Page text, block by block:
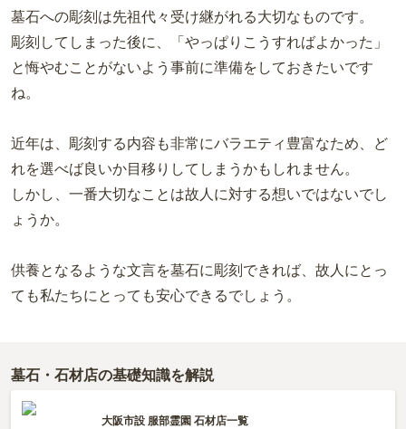
墓石への彫刻は先祖代々受け継がれる大切なものです。
彫刻してしまった後に、「やっぱりこうすればよかった」
と悔やむことがないよう事前に準備をしておきたいです
ね。
近年は、彫刻する内容も非常にバラエティ豊富なため、ど
れを選べば良いか目移りしてしまうかもしれません。
しかし、一番大切なことは故人に対する想いではないでし
ょうか。
供養となるような文言を墓石に彫刻できれば、故人にとっ
ても私たちにとっても安心できるでしょう。
墓石・石材店の基礎知識を解説
大阪市設 服部霊園 石材店一覧